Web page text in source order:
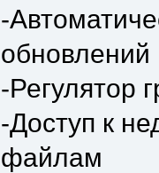
-
обновлений
-Регулятор
-Доступ к
файлам